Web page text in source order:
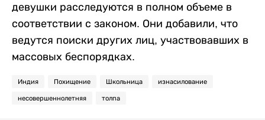
девушки расследуются в полном объеме в
соответствии с законом. Они добавили, что
ведутся поиски других лиц, участвовавших в
массовых беспорядках.
Индия Похищение Школьница изнасилование
несовершеннолетняя толпа